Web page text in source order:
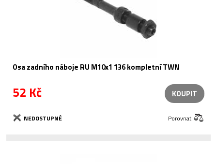
Osa zadního náboje RU M10x1 136 kompletní TWN
52 Kč KOUPIT
NEDOSTUPNÉ Porovnat